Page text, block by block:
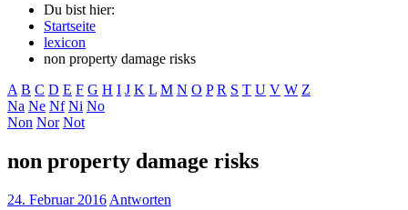
Du bist hier:
Startseite
lexicon
non property damage risks
A B C D E F G H I J K L M N O P R S T U V W Z
Na Ne Nf Ni No
Non Nor Not
non property damage risks
24. Februar 2016 Antworten